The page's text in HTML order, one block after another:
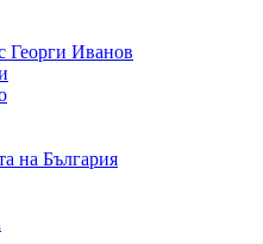
Георги Иванов
на България